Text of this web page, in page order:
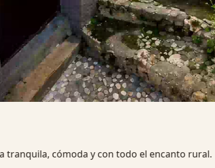
que buscan una escapada rural diferente.